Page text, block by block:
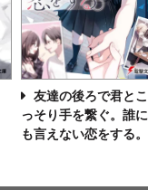
友達の後ろで君とこ
っそり手を繋ぐ。誰に
も言えない恋をする。